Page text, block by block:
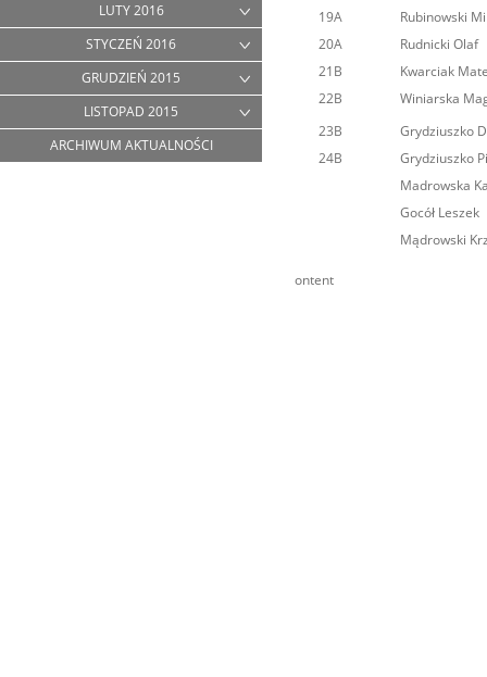
LUTY 2016
STYCZEŃ 2016
GRUDZIEŃ 2015
LISTOPAD 2015
ARCHIWUM AKTUALNOŚCI
19A
Rubinowski
20A
Rudnicki Olaf
21B
Kwarciak
22B
Winiarska
23B
Grydziuszko
24B
Grydziuszko
Madrowska
Gocół Leszek
Mądrowski
ontent